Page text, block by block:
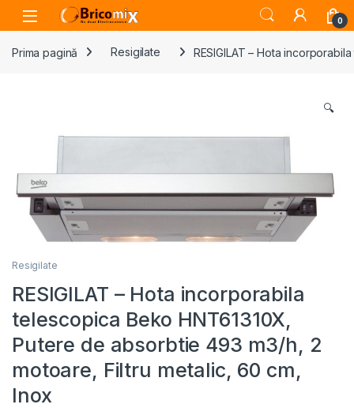
Skip to navigation
Skip to content
Open 0
Prima pagină Resigilate RESIGILAT – Hota
🔍
Resigilate
RESIGILAT – Hota incorporabila
telescopica Beko HNT61310X,
Putere de absorbtie 493 m3/h, 2
motoare, Filtru metalic, 60 cm,
Inox